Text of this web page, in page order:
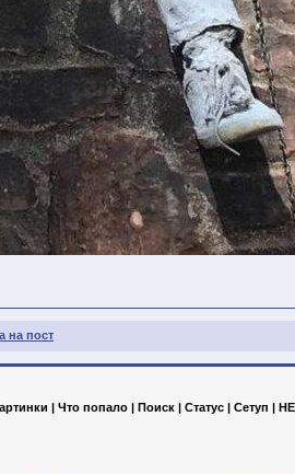
на пост
| Что попало | Поиск | Статус | Сетуп |